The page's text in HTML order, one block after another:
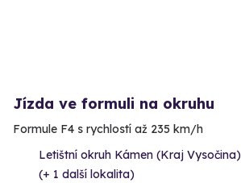
Jízda ve formuli na okruhu
Formule F4 s rychlostí až 235 km/h
Letištní okruh Kámen (Kraj Vysočina)
(+ 1 další lokalita)